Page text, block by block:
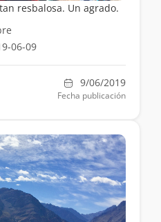
resbalosa. Un agrado.
06-09
9/06/2019
Fecha publicación